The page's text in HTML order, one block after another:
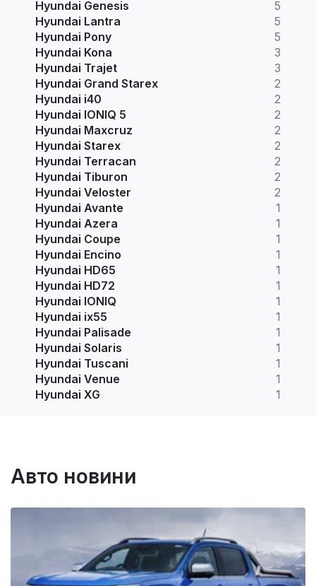
Hyundai Genesis
5
Hyundai Lantra
5
Hyundai Pony
5
Hyundai Kona
3
Hyundai Trajet
3
Hyundai Grand Starex
2
Hyundai i40
2
Hyundai IONIQ 5
2
Hyundai Maxcruz
2
Hyundai Starex
2
Hyundai Terracan
2
Hyundai Tiburon
2
Hyundai Veloster
2
Hyundai Avante
1
Hyundai Azera
1
Hyundai Coupe
1
Hyundai Encino
1
Hyundai HD65
1
Hyundai HD72
1
Hyundai IONIQ
1
Hyundai ix55
1
Hyundai Palisade
1
Hyundai Solaris
1
Hyundai Tuscani
1
Hyundai Venue
1
Hyundai XG
1
Авто новини